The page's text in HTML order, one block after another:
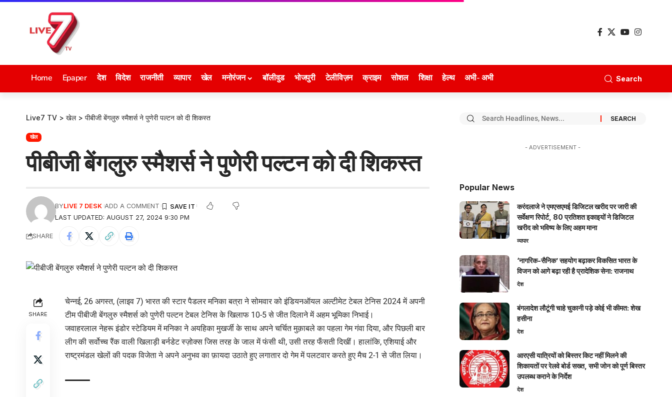
Home Epaper देश विदेश राजनीती व्यापार खेल मनोरंजन बॉलीवुड भोजपुरी टेलीविज़न क्राइम सोशल शिक्षा हेल्थ अभी- अभी Search
Live7 TV > खेल> पीबीजी बेंगलुरु स्मैशर्स ने पुणेरी पल्टन को दी शिकस्त
खेल
पीबीजी बेंगलुरु स्मैशर्स ने पुणेरी पल्टन को दी शिकस्त
LAST UPDATED: AUGUST 27, 2024 9:30 PM
BYLIVE 7 DESK ADD A COMMENT
SHARE
SHARE
चेन्नई, 26 अगस्त, (लाइव 7) भारत की स्टार पैडलर मनिका बत्रा ने सोमवार को इंडियनऑयल अल्टीमेट टेबल टेनिस 2024 में अपनी
टीम पीबीजी बेंगलुरु स्मैशर्स को पुणेरी पल्टन टेबल टेनिस के खिलाफ 10-5 से जीत दिलाने में अहम भूमिका निभाई।
जवाहरलाल नेहरू इंडोर स्टेडियम में मनिका ने अयहिका मुखर्जी के साथ अपने चर्चित मुक़ाबले का पहला गेम गंवा दिया, और पिछली बार
लीग की सर्वोच्च रैंक वाली खिलाड़ी बर्नडेट स्ज़ोक्स जिस तरह के जाल में फंसी थी, उसी तरह फँसती दिखीं। हालांकि, एशियाई और
राष्ट्रमंडल खेलों की पदक विजेता ने अपने अनुभव का फ़ायदा उठाते हुए लगातार दो गेम में पलटवार करते हुए मैच 2-1 से जीत लिया।
- ADVERTISEMENT -
Popular News
करंदलाजे ने एमएसएमई डिजिटल खरीद पर जारी की
सर्वेक्षण रिपोर्ट, 80 प्रतिशत इकाइयों ने डिजिटल
खरीद को भविष्य के लिए अहम माना
व्यापार
‘नागरिक-सैनिक’ सहयोग बढ़ाकर विकसित भारत के
विजन को आगे बढ़ा रही है प्रादेशिक सेना: राजनाथ
देश
बंगलादेश लौटूंगी चाहे चुकानी पड़े कोई भी कीमत: शेख
हसीना
देश
आरएसी यात्रियों को बिस्तर किट नहीं मिलने की
शिकायतों पर रेलवे बोर्ड सख्त, सभी जोन को पूर्ण बिस्तर
उपलब्ध कराने के निर्देश
देश